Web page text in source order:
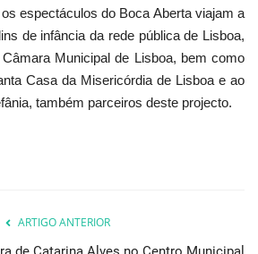
espectáculos do Boca Aberta viajam a
de infância da rede pública de Lisboa,
Municipal de Lisboa, bem como
Casa da Misericórdia de Lisboa e ao
também parceiros deste projecto.
ARTIGO ANTERIOR